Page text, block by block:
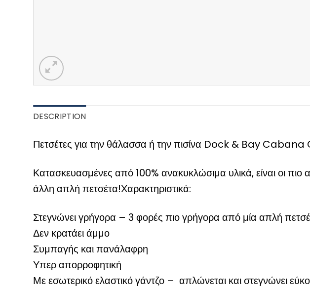
DESCRIPTION
Πετσέτες για την θάλασσα ή την πισίνα Dock & Bay
Κατασκευασμένες από 100% ανακυκλώσιμα υλικά, είναι οι
άλλη απλή πετσέτα!Χαρακτηριστικά:
Στεγνώνει γρήγορα – 3 φορές πιο γρήγορα από μία απλή
Δεν κρατάει άμμο
Συμπαγής και πανάλαφρη
Υπερ απορροφητική
Με εσωτερικό ελαστικό γάντζο – απλώνεται και στεγνώνει